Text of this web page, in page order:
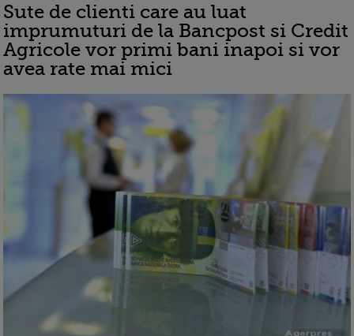
Sute de clienti care au luat
imprumuturi de la Bancpost si Credit
Agricole vor primi bani inapoi si vor
avea rate mai mici